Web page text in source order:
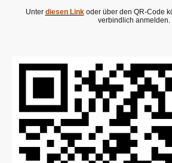
Unter diesen Linkoder über den QR-Code
verbindlich anmelden.